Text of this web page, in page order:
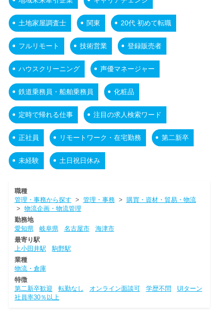
土地家屋調査士 関東 20代 初めて転職
フルリモート 技術営業 登録販売者
ハウスクリーニング 声優マネージャー
鉄道乗務員・船舶乗務員 化粧品
定時で帰れる仕事 注目の求人検索ワード
正社員 リモートワーク・在宅勤務 第二新卒
未経験 土日祝日休み
職種
管理・事務から探す > 管理・事務> 購買・資材・貿易・物流
> 物流企画・物流管理
勤務地
愛知県
岐阜県 名古屋市
海津市
最寄り駅
上小田井駅
駒野駅
業種
物流・倉庫
特徴
第二新卒歓迎
転勤なし オンライン面談可 学歴不問
UIターン
社員率30％以上